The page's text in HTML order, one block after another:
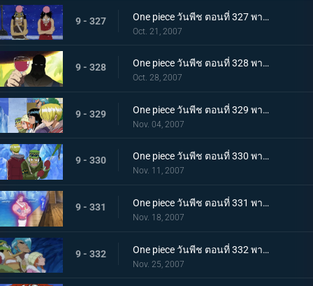
9 - 327 One piece วันพีช ตอนที่ 327 พากย์ไทย เรือซันนี่วิกฤต! จงคำรามอาวุธลับเร็วสุดยอด!
Oct. 21, 2007
9 - 328 One piece วันพีช ตอนที่ 328 พากย์ไทย ความฝันจมลงที่นิวเวิลด์! โจรสลัดพัชเซิ่ลถอดใจสู้!
Oct. 28, 2007
9 - 329 One piece วันพีช ตอนที่ 329 พากย์ไทย กลุ่มนักฆ่าเข้าจู่โจม! ระเบิดศึกบนลานน้ำแข็ง!
Nov. 04, 2007
9 - 330 One piece วันพีช ตอนที่ 330 พากย์ไทย กลุ่มหมวกฟางเจอศึกหนัก! จิตวิญญาณที่เดิมพันด้วยผืนธง!
Nov. 11, 2007
9 - 331 One piece วันพีช ตอนที่ 331 พากย์ไทย ร้อนระอุเต็มพิกัด! พลังแม่เหล็กคู่แฝดเข้าคุกคาม!
Nov. 18, 2007
9 - 332 One piece วันพีช ตอนที่ 332 พากย์ไทย โกลาหลใหญ่ในคฤหาสน์! ตอนพิโรธกับเพื่อนๆที่ถูกจับ
Nov. 25, 2007